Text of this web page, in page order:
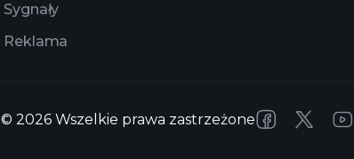
Sygnały
Reklama
© 2026 Wszelkie prawa zastrzeżone